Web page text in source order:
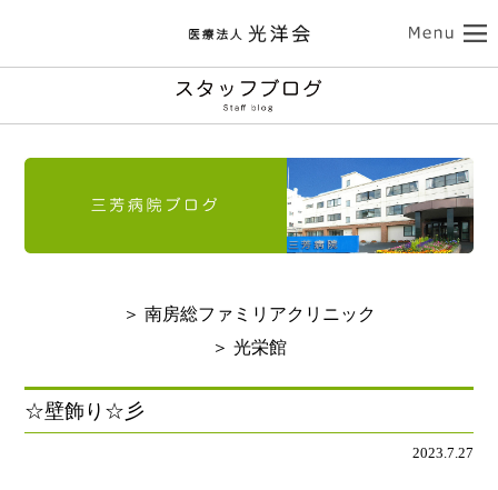
ココロの健康
三芳病院
トップ 外来受診のご案内
訪問看護のご案内
南房総ファミリアクリニック
診療のご案内
クリニックのご案内
アクセス
介護サービス
介護老人保健施設 光栄館
リハビリテーション
レクリエーション
光洋会の取組
光洋会グループ
スタッフブログ
採用情報
＞ 南房総ファミリアクリニック
＞ 光栄館
☆壁飾り☆彡
2023.7.27